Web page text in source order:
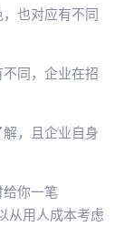
也对应有不同
同，企业在招
，且企业自身
你一笔
从用人成本考虑